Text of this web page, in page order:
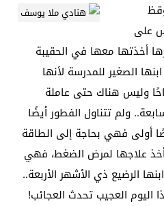
على
أخذتها معها في الحقيبة
الصغير للمدرسة لأنها
الساعة الــ٦:٣٠ صباحًا وليس هناك حتى عاملة
ولم تتناول الفطور أيضًا
أولى فهي بحاجة إلى الطاقة
علاجها لمرض الضغط، فهي
الرضيع ذي الأشهر الأربعة..
اليوم العجيب تحدث العجائب!